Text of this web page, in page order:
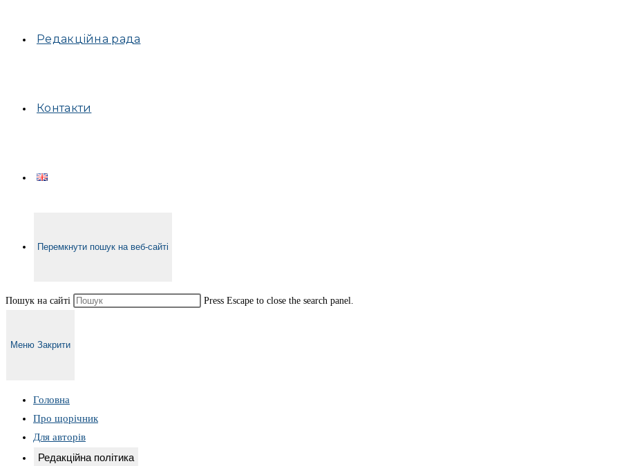
Редакційна рада
Контакти
Перемкнути пошук на веб-сайті
Пошук на сайті Press Escape to close the search panel.
Меню Закрити
Головна
Про щорічник
Для авторів
Редакційна політика